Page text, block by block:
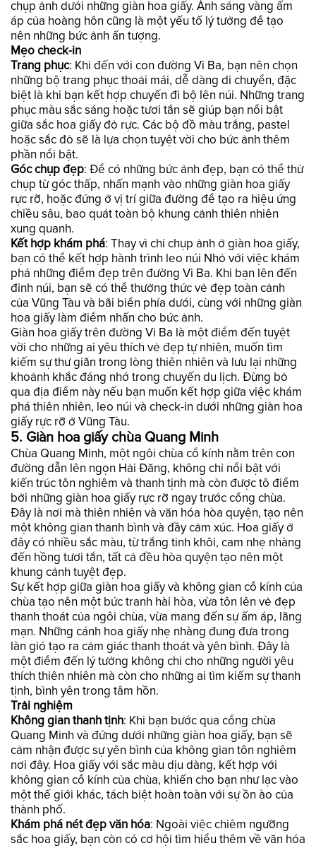
chụp ảnh dưới những giàn hoa giấy. Ánh sáng vàng ấm
áp của hoàng hôn cũng là một yếu tố lý tưởng để tạo
nên những bức ảnh ấn tượng.
Mẹo check-in
Trang phục: Khi đến với con đường Vi Ba, bạn nên chọn
những bộ trang phục thoải mái, dễ dàng di chuyển, đặc
biệt là khi bạn kết hợp chuyến đi bộ lên núi. Những trang
phục màu sắc sáng hoặc tươi tắn sẽ giúp bạn nổi bật
giữa sắc hoa giấy đỏ rực. Các bộ đồ màu trắng, pastel
hoặc sắc đỏ sẽ là lựa chọn tuyệt vời cho bức ảnh thêm
phần nổi bật.
Góc chụp đẹp: Để có những bức ảnh đẹp, bạn có thể thử
chụp từ góc thấp, nhấn mạnh vào những giàn hoa giấy
rực rỡ, hoặc đứng ở vị trí giữa đường để tạo ra hiệu ứng
chiều sâu, bao quát toàn bộ khung cảnh thiên nhiên
xung quanh.
Kết hợp khám phá: Thay vì chỉ chụp ảnh ở giàn hoa giấy,
bạn có thể kết hợp hành trình leo núi Nhỏ với việc khám
phá những điểm đẹp trên đường Vi Ba. Khi bạn lên đến
đỉnh núi, bạn sẽ có thể thưởng thức vẻ đẹp toàn cảnh
của Vũng Tàu và bãi biển phía dưới, cùng với những giàn
hoa giấy làm điểm nhấn cho bức ảnh.
Giàn hoa giấy trên đường Vi Ba là một điểm đến tuyệt
vời cho những ai yêu thích vẻ đẹp tự nhiên, muốn tìm
kiếm sự thư giãn trong lòng thiên nhiên và lưu lại những
khoảnh khắc đáng nhớ trong chuyến du lịch. Đừng bỏ
qua địa điểm này nếu bạn muốn kết hợp giữa việc khám
phá thiên nhiên, leo núi và check-in dưới những giàn hoa
giấy rực rỡ ở Vũng Tàu.
5. Giàn hoa giấy chùa Quang Minh
Chùa Quang Minh, một ngôi chùa cổ kính nằm trên con
đường dẫn lên ngọn Hải Đăng, không chỉ nổi bật với
kiến trúc tôn nghiêm và thanh tịnh mà còn được tô điểm
bởi những giàn hoa giấy rực rỡ ngay trước cổng chùa.
Đây là nơi mà thiên nhiên và văn hóa hòa quyện, tạo nên
một không gian thanh bình và đầy cảm xúc. Hoa giấy ở
đây có nhiều sắc màu, từ trắng tinh khôi, cam nhẹ nhàng
đến hồng tươi tắn, tất cả đều hòa quyện tạo nên một
khung cảnh tuyệt đẹp.
Sự kết hợp giữa giàn hoa giấy và không gian cổ kính của
chùa tạo nên một bức tranh hài hòa, vừa tôn lên vẻ đẹp
thanh thoát của ngôi chùa, vừa mang đến sự ấm áp, lãng
mạn. Những cánh hoa giấy nhẹ nhàng đung đưa trong
làn gió tạo ra cảm giác thanh thoát và yên bình. Đây là
một điểm đến lý tưởng không chỉ cho những người yêu
thích thiên nhiên mà còn cho những ai tìm kiếm sự thanh
tịnh, bình yên trong tâm hồn.
Trải nghiệm
Không gian thanh tịnh: Khi bạn bước qua cổng chùa
Quang Minh và đứng dưới những giàn hoa giấy, bạn sẽ
cảm nhận được sự yên bình của không gian tôn nghiêm
nơi đây. Hoa giấy với sắc màu dịu dàng, kết hợp với
không gian cổ kính của chùa, khiến cho bạn như lạc vào
một thế giới khác, tách biệt hoàn toàn với sự ồn ào của
thành phố.
Khám phá nét đẹp văn hóa: Ngoài việc chiêm ngưỡng
sắc hoa giấy, bạn còn có cơ hội tìm hiểu thêm về văn hóa